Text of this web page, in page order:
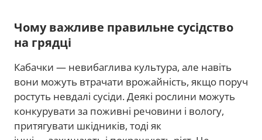
Чому важливе правильне сусідство
на грядці
Кабачки — невибаглива культура, але навіть
вони можуть втрачати врожайність, якщо поруч
ростуть невдалі сусіди. Деякі рослини можуть
конкурувати за поживні речовини і вологу,
притягувати шкідників, тоді як